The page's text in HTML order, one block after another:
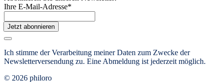
Ihre E-Mail-Adresse*
Jetzt abonnieren
Ich stimme der Verarbeitung meiner Daten zum Zwecke der
Newsletterversendung zu. Eine Abmeldung ist jederzeit möglich.
© 2026 philoro